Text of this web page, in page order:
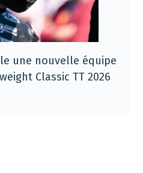
une nouvelle équipe
Classic TT 2026